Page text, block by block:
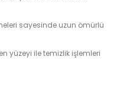
sayesinde uzun ömürlü
yüzeyi ile temizlik işlemleri